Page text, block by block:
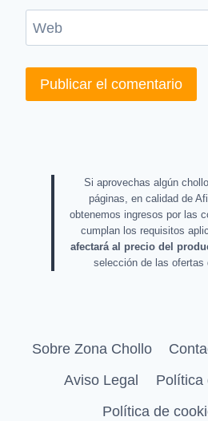
Web
Si aprovechas algún
páginas, en calidad de
obtenemos ingresos por las
cumplan los requisitos
afectará al precio del
selección de las ofertas
Sobre Zona Chollo
Aviso Legal
Política
Política de